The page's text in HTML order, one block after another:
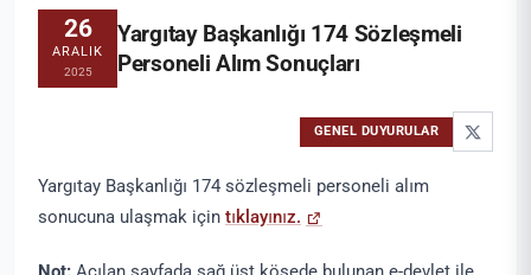
26
ARALIK
2025
Yargıtay Başkanlığı 174 Sözleşmeli
Personeli Alım Sonuçları
GENEL DUYURULAR
Yargıtay Başkanlığı 174 sözleşmeli personeli alım
sonucuna ulaşmak için tıklayınız.